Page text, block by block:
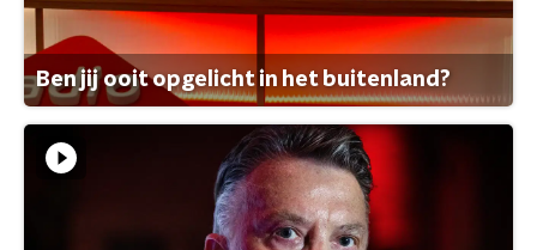
Ben jij ooit opgelicht in het buitenland?